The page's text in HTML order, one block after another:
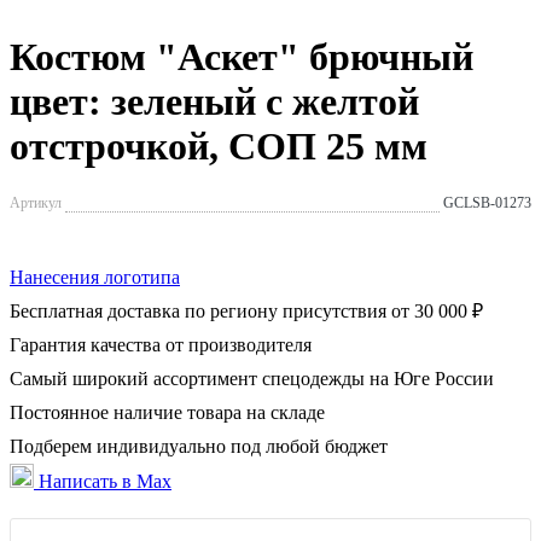
Костюм "Аскет" брючный
цвет: зеленый с желтой
отстрочкой, СОП 25 мм
Артикул GCLSB-01273
Нанесения логотипа
Бесплатная доставка по региону присутствия от 30 000 ₽
Гарантия качества от производителя
Самый широкий ассортимент спецодежды на Юге России
Постоянное наличие товара на складе
Подберем индивидуально под любой бюджет
Написать в Max